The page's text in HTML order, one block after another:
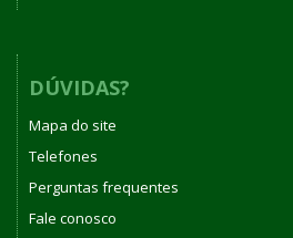
DÚVIDAS?
Mapa do site
Telefones
Perguntas frequentes
Fale conosco